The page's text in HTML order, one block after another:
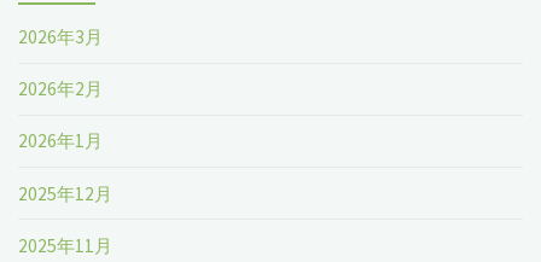
2026年3月
2026年2月
2026年1月
2025年12月
2025年11月